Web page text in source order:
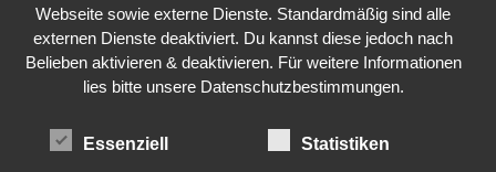
Webseite sowie externe Dienste. Standardmäßig sind alle
externen Dienste deaktiviert. Du kannst diese jedoch nach
Belieben aktivieren & deaktivieren. Für weitere Informationen
lies bitte unsere Datenschutzbestimmungen.
Essenziell Statistiken